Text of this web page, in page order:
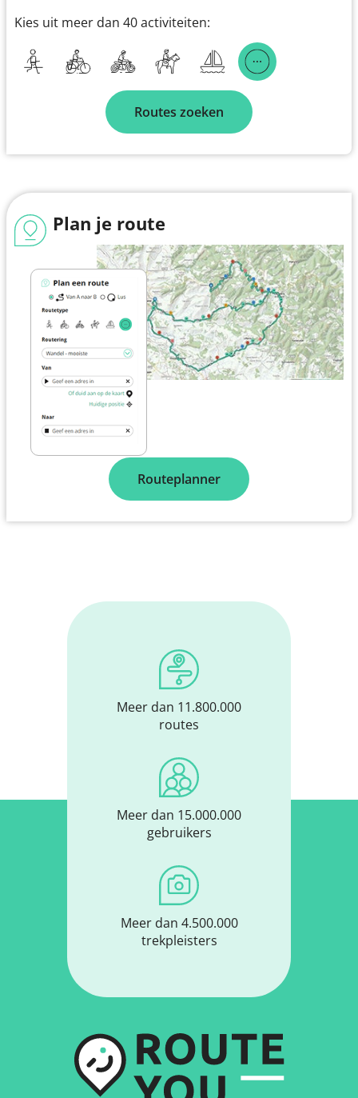
Kies uit meer dan 40 activiteiten:
Routes zoeken
Plan je route
Routeplanner
Meer dan 11.800.000
routes
Meer dan 15.000.000
gebruikers
Meer dan 4.500.000
trekpleisters